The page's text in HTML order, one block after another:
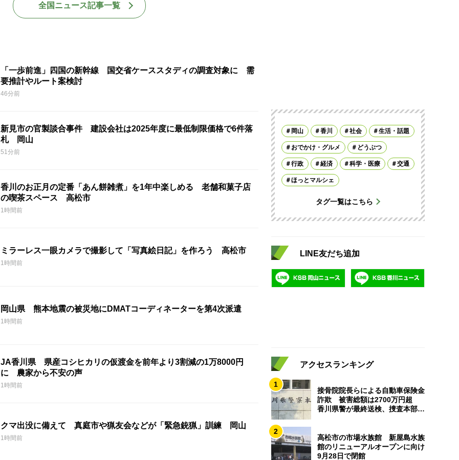
全国ニュース記事一覧
「一歩前進」四国の新幹線 国交省ケーススタディの調査対象に 需
要推計やルート案検討
46分前
新見市の官製談合事件 建設会社は2025年度に最低制限価格で6件落
札 岡山
51分前
香川のお正月の定番「あん餅雑煮」を1年中楽しめる 老舗和菓子店
の喫茶スペース 高松市
1時間前
ミラーレス一眼カメラで撮影して「写真絵日記」を作ろう 高松市
1時間前
岡山県 熊本地震の被災地にDMATコーディネーターを第4次派遣
1時間前
JA香川県 県産コシヒカリの仮渡金を前年より3割減の1万8000円
に 農家から不安の声
1時間前
クマ出没に備えて 真庭市や猟友会などが「緊急銃猟」訓練 岡山
1時間前
岡山 香川 社会 生活・話題
おでかけ・グルメ どうぶつ
行政 経済 科学・医療 交通
ほっとマルシェ
タグ一覧はこちら
LINE友だち追加
アクセスランキング
1
接骨院院長らによる自動車保険金
詐欺 被害総額は2700万円超
香川県警が最終送検、捜査本部解
2
高松市の市場水族館 新屋島水族
館のリニューアルオープンに向け
9月28日で閉館